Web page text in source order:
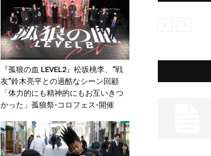
『孤狼の血 LEVEL2』松坂桃李、“戦
友”鈴木亮平との過酷なシーン回顧
「体力的にも精神的にもお互いきつ
かった」孤狼祭-コロフェス-開催